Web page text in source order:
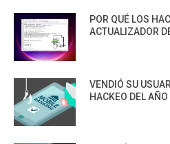
POR QUÉ LOS
ACTUALIZADOR
VENDIÓ SU
HACKEO DEL